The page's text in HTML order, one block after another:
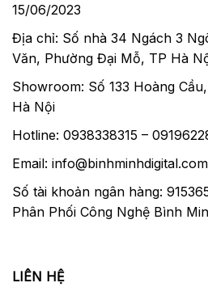
15/06/2023
Địa chỉ: Số nhà 34 Ngách 3
Văn, Phường Đại Mỗ, TP Hà
Showroom: Số 133 Hoàng
Hà Nội
Hotline: 0938338315 –
Email: info@binhminhdigital.com
Số tài khoản ngân hàng:
Phân Phối Công Nghệ Bình
LIÊN HỆ